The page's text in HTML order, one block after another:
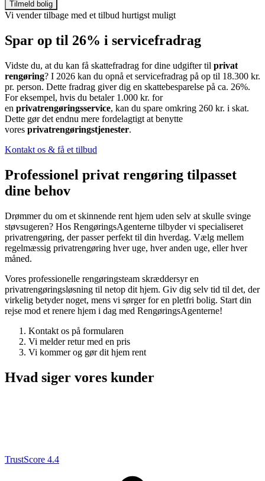
Vi vender tilbage med et tilbud hurtigst muligt
Spar op til 26% i servicefradrag
Vidste du, at du kan få skattefradrag for dine udgifter til privat
rengøring? I 2026 kan du opnå et servicefradrag på op til 18.300 kr.
pr. person. Dette fradrag giver dig en skattebesparelse på ca. 26%.
For eksempel, hvis du betaler 1.000 kr. for
en privatrengøringsservice, kan du spare omkring 260 kr. i skat.
Dette gør det endnu mere fordelagtigt at benytte
vores privatrengøringstjenester.
Kontakt os & få et tilbud
Professionel privat rengøring tilpasset
dine behov
Drømmer du om et skinnende rent hjem uden selv at skulle svinge
støvsugeren? Hos RengøringsAgenterne tilbyder vi specialiseret
privatrengøring, der passer perfekt til din hverdag. Vælg mellem
regelmæssig privatrengøring hver uge, hver anden uge, eller hver
måned.
Vores professionelle rengøringsteam skræddersyr en
privatrengøringsløsning til netop dit hjem. Giv dig selv tid til det, der
virkelig betyder noget, mens vi sørger for en pletfri bolig. Start din
rejse mod et renere hjem i dag med RengøringsAgenterne!
Kontakt os på formularen
Vi melder retur med en pris
Vi kommer og gør dit hjem rent
Hvad siger vores kunder
TrustScore 4.4